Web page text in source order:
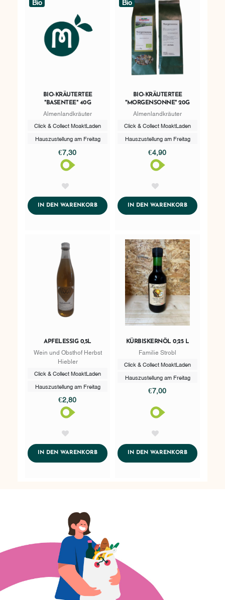
Bio
BIO-KRÄUTERTEE
"BASENTEE" 40G
Almenlandkräuter
Click & Collect MoaktLaden
Hauszustellung am Freitag
€7,30
IN DEN WARENKORBADDTOCART
Bio
BIO-KRÄUTERTEE
"MORGENSONNE" 20G
Almenlandkräuter
Click & Collect MoaktLaden
Hauszustellung am Freitag
€4,90
IN DEN WARENKORBADDTOCART
APFELESSIG 0,5L
Wein und Obsthof Herbst
Hiebler
Click & Collect MoaktLaden
Hauszustellung am Freitag
€2,80
IN DEN WARENKORBADDTOCART
KÜRBISKERNÖL 0,25 L
Familie Strobl
Click & Collect MoaktLaden
Hauszustellung am Freitag
€7,00
IN DEN WARENKORBADDTOCART